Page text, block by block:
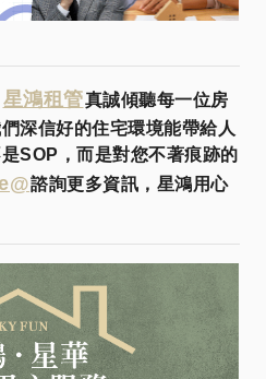
星鴻租管真誠傾聽每一位房
深信好的住宅環境能帶給人
SOP，而是對您不著痕跡的
諮詢更多資訊，星鴻用心